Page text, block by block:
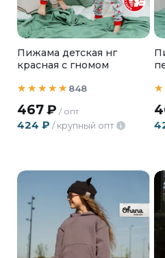
Пижама детская нг
красная с гномом
848
467₽ / опт
424 ₽ / крупный опт i